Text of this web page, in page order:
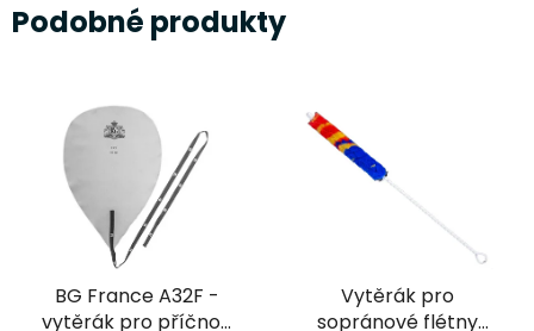
Podobné produkty
BG France A32F -
vytěrák pro příčnou
Vytěrák pro
sopránové flétny